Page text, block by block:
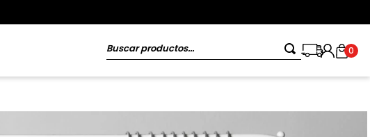
Buscar productos... 0